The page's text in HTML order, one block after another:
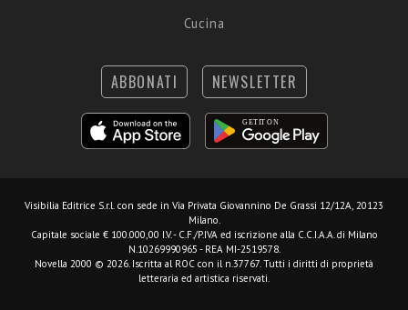
Cucina
ABBONATI NEWSLETTER
Visibilia Editrice S.r.l. con sede in Via Privata Giovannino De Grassi 12/12A, 20123
Milano.
Capitale sociale € 100.000,00 I.V. - C.F./P.IVA ed iscrizione alla C.C.I.A.A. di Milano
N.10269990965 - REA MI-2519578.
Novella 2000 © 2026. Iscritta al ROC con il n.37767. Tutti i diritti di proprietà
letteraria ed artistica riservati.